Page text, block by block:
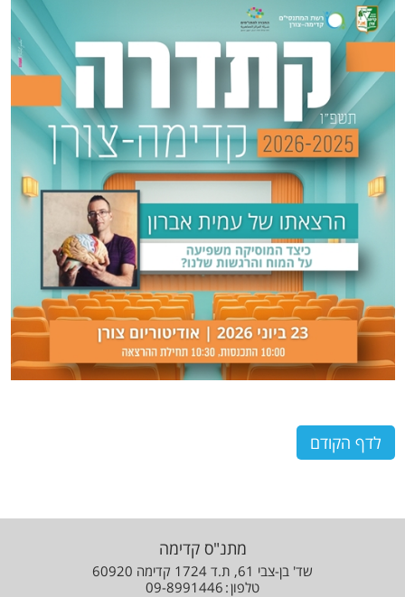
לדף הקודם
מתנ"ס קדימה
שד' בן-צבי 61, ת.ד 1724 קדימה 60920
טלפון 09-8991446